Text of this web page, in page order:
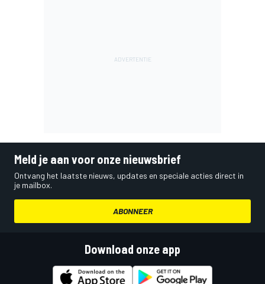
Meld je aan voor onze nieuwsbrief
Ontvang het laatste nieuws, updates en speciale acties direct in
je mailbox.
ABONNEER
Download onze app